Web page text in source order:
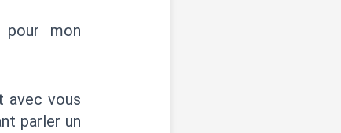
mon
avec vous
parler un